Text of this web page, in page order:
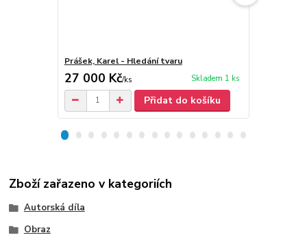
Prášek, Karel - Hledání tvaru
27 000 Kč/ks Skladem 1 ks
Přidat do košíku
Zboží zařazeno v kategoriích
Autorská díla
Obraz